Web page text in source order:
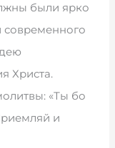
были ярко
современного
Христа.
«Ты бо
и